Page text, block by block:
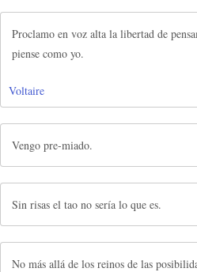
Proclamo en voz alta la libertad de
piense como yo.
Voltaire
Vengo pre-miado.
Sin risas el tao no sería lo que es.
No más allá de los reinos de las